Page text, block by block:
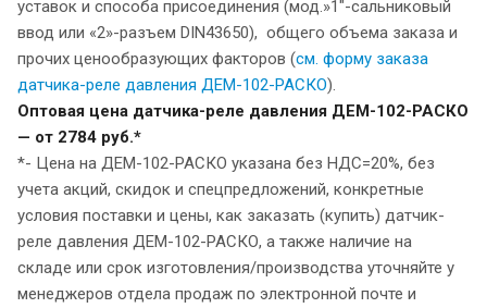
уставок и способа присоединения (мод.»1″-сальниковый
ввод или «2»-разъем DIN43650), общего объема заказа и
прочих ценообразующих факторов (см. форму заказа
датчика-реле давления ДЕМ-102-РАСКО).
Оптовая цена датчика-реле давления ДЕМ-102-РАСКО
— от 2784 руб.*
*- Цена на ДЕМ-102-РАСКО указана без НДС=20%, без
учета акций, скидок и спецпредложений, конкретные
условия поставки и цены, как заказать (купить) датчик-
реле давления ДЕМ-102-РАСКО, а также наличие на
складе или срок изготовления/производства уточняйте у
менеджеров отдела продаж по электронной почте и